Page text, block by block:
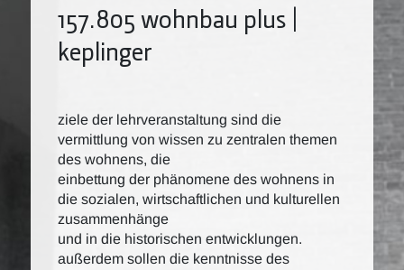
157.805 wohnbau plus |
keplinger
ziele der lehrveranstaltung sind die
vermittlung von wissen zu zentralen themen
des wohnens, die
einbettung der phänomene des wohnens in
die sozialen, wirtschaftlichen und kulturellen
zusammenhänge
und in die historischen entwicklungen.
außerdem sollen die kenntnisse des